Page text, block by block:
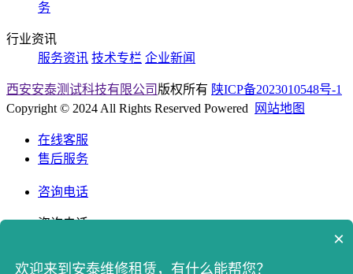
务
行业资讯
服务资讯 技术专栏 企业新闻
西安安泰测试科技有限公司 版权所有 陕ICP备2023010548号-1
Copyright © 2024 All Rights Reserved Powered
网站地图
在线客服
售后服务
咨询电话
咨询电话
×
欢迎来到安泰维修租赁，有什么能帮您？